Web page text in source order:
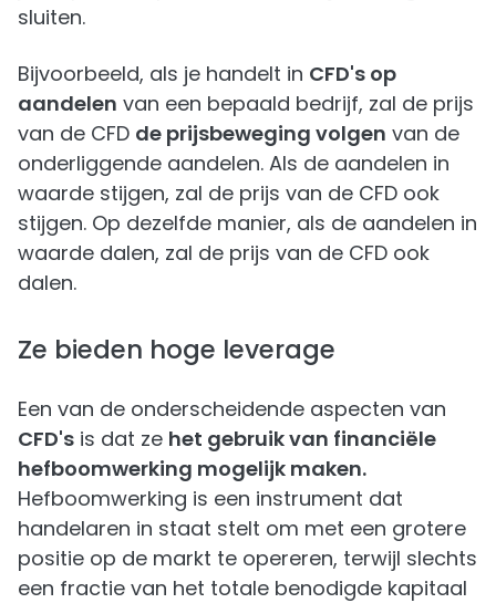
sluiten.
Bijvoorbeeld, als je handelt in CFD's op
aandelen van een bepaald bedrijf, zal de prijs
van de CFD de prijsbeweging volgen van de
onderliggende aandelen. Als de aandelen in
waarde stijgen, zal de prijs van de CFD ook
stijgen. Op dezelfde manier, als de aandelen in
waarde dalen, zal de prijs van de CFD ook
dalen.
Ze bieden hoge leverage
Een van de onderscheidende aspecten van
CFD's is dat ze het gebruik van financiële
hefboomwerking mogelijk maken.
Hefboomwerking is een instrument dat
handelaren in staat stelt om met een grotere
positie op de markt te opereren, terwijl slechts
een fractie van het totale benodigde kapitaal